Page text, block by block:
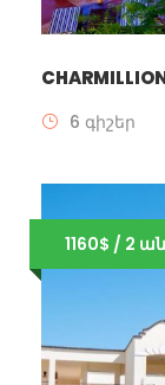
6 գիշեր
1160$ / 2